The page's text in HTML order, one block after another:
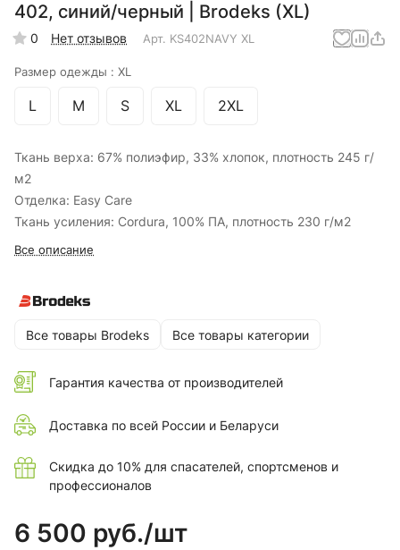
402, синий/черный | Brodeks (XL)
0 Нет отзывов Арт. KS402NAVY XL
Размер одежды : XL
L M S XL 2XL
Ткань верха: 67% полиэфир, 33% хлопок, плотность 245 г/
м2
Отделка: Easy Care
Ткань усиления: Cordura, 100% ПА, плотность 230 г/м2
Все описание
Все товары Brodeks Все товары категории
Гарантия качества от производителей
Доставка по всей России и Беларуси
Скидка до 10% для спасателей, спортсменов и
профессионалов
6 500 руб./шт